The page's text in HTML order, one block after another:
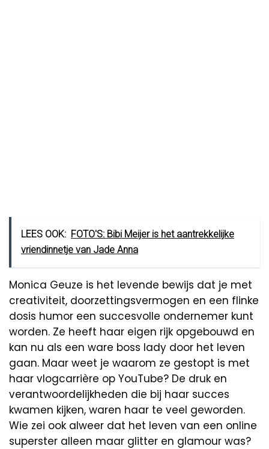
LEES OOK: FOTO'S: Bibi Meijer is het aantrekkelijke
vriendinnetje van Jade Anna
Monica Geuze is het levende bewijs dat je met
creativiteit, doorzettingsvermogen en een flinke
dosis humor een succesvolle ondernemer kunt
worden. Ze heeft haar eigen rijk opgebouwd en
kan nu als een ware boss lady door het leven
gaan. Maar weet je waarom ze gestopt is met
haar vlogcarrière op YouTube? De druk en
verantwoordelijkheden die bij haar succes
kwamen kijken, waren haar te veel geworden.
Wie zei ook alweer dat het leven van een online
superster alleen maar glitter en glamour was?